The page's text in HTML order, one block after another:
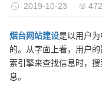
2019-10-23
烟台网站建设是以用户为
的。从字面上看，用户
索引擎来查找信息时，
息。